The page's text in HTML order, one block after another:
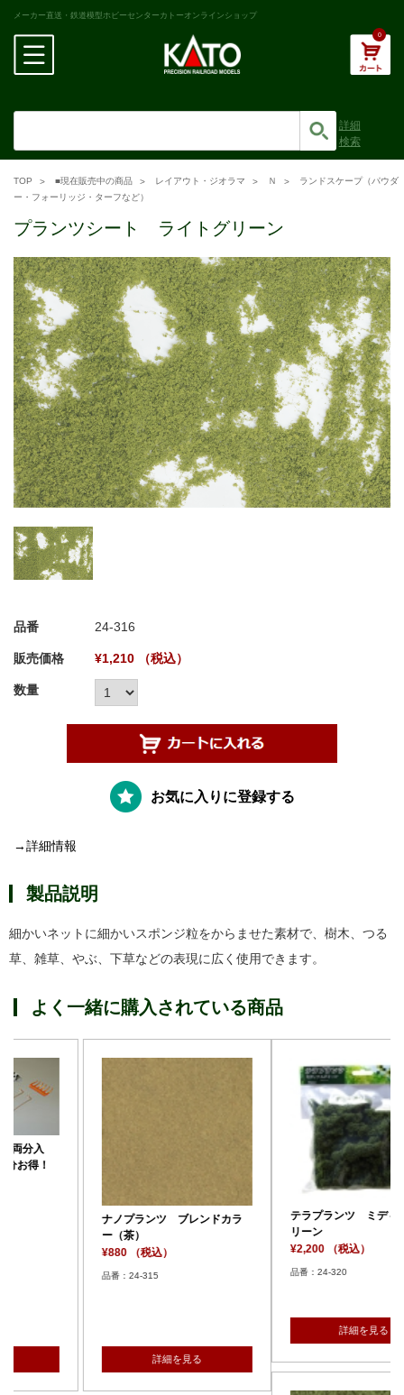
メーカー直送・鉄道模型ホビーセンターカトーオンラインショップ
0
詳細
検索
TOP ■現在販売中の商品 レイアウト・ジオラマ Ｎ
ランドスケープ（パウダ
ー・フォーリッジ・ターフなど）
プランツシート ライトグリーン
品番 24-316
販売価格 ¥1,210 （税込）
数量
お気に入りに登録する
→詳細情報
製品説明
細かいネットに細かいスポンジ粒をからませた素材で、樹木、つる
草、雑草、やぶ、下草などの表現に広く使用できます。
よく一緒に購入されている商品
テラプランツ ミディアムグ
リーン
¥2,200 （税込）
品番：24-320
スモールプランツ ライ
リーン
詳細を見る